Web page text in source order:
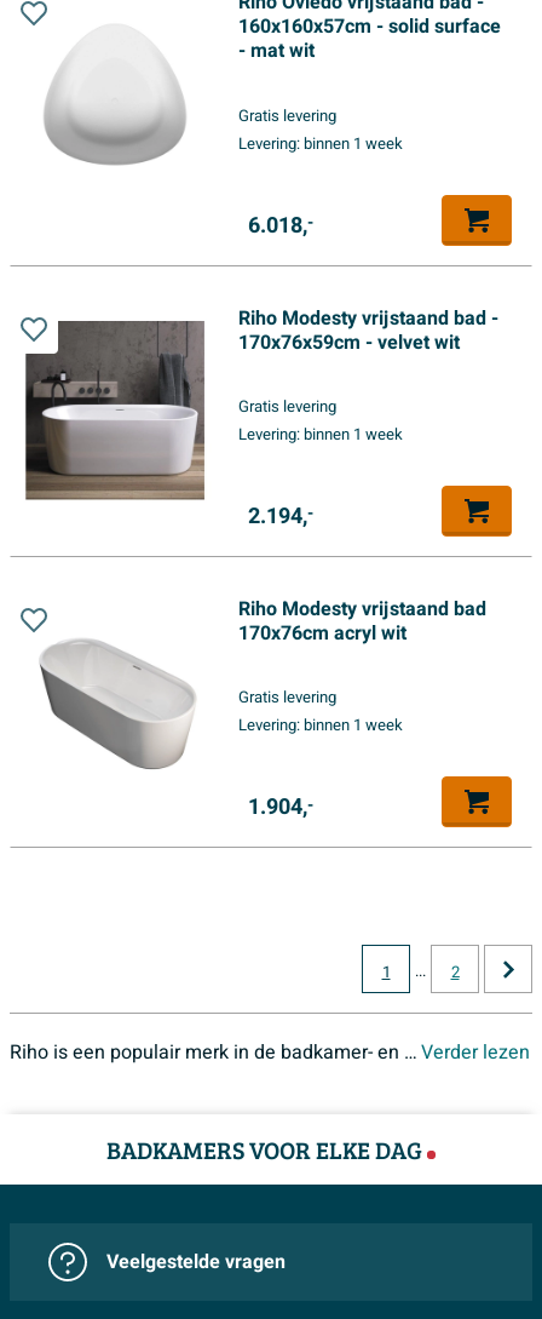
160x160x57cm - solid surface
- mat wit
Gratis levering
Levering:binnen 1 week
6.018,-
Riho Modesty vrijstaand bad -
170x76x59cm - velvet wit
Gratis levering
Levering:binnen 1 week
2.194,-
Riho Modesty vrijstaand bad
170x76cm acryl wit
Gratis levering
Levering:binnen 1 week
1.904,-
1 ... 2
Riho is een populair merk in de badkamer- en sanitairwereld. Bij Sawiday haalt u alles in huis om uw droombadkamer te realiseren, dus het assortiment Vrijstaande baden van Riho is compleet bij ons verkrijgbaar. Alle Riho Vrijstaande baden zijn natuurlijk aantrekkelijk geprijsd en voorzien van een aantal jaar garantie.Verder lezen
BADKAMERS VOOR ELKE DAG
Veelgestelde vragen